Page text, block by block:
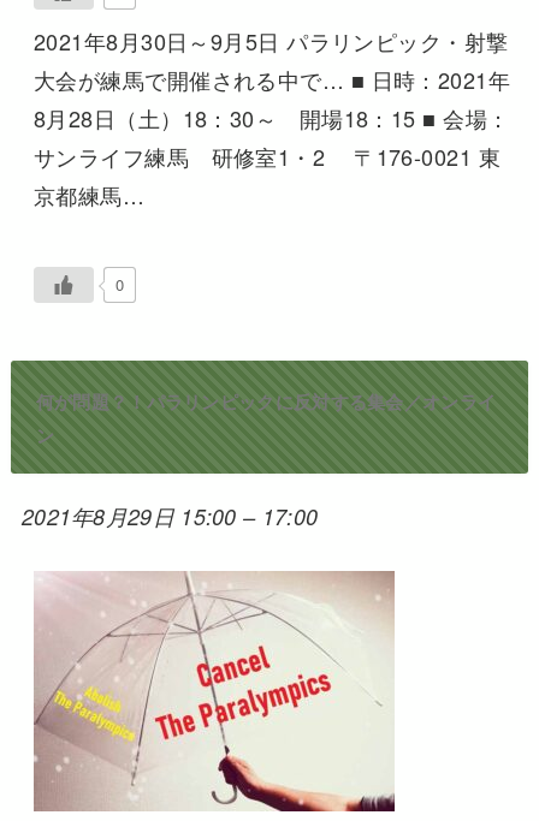
2021年8月30日～9月5日 パラリンピック・射撃
大会が練馬で開催される中で… ■ 日時：2021年
8月28日（土）18：30～ 開場18：15 ■ 会場：
サンライフ練馬 研修室1・2 〒176-0021 東
京都練馬…
0
何が問題？！パラリンピックに反対する集会／オンライ
ン
2021年8月29日 15:00 – 17:00